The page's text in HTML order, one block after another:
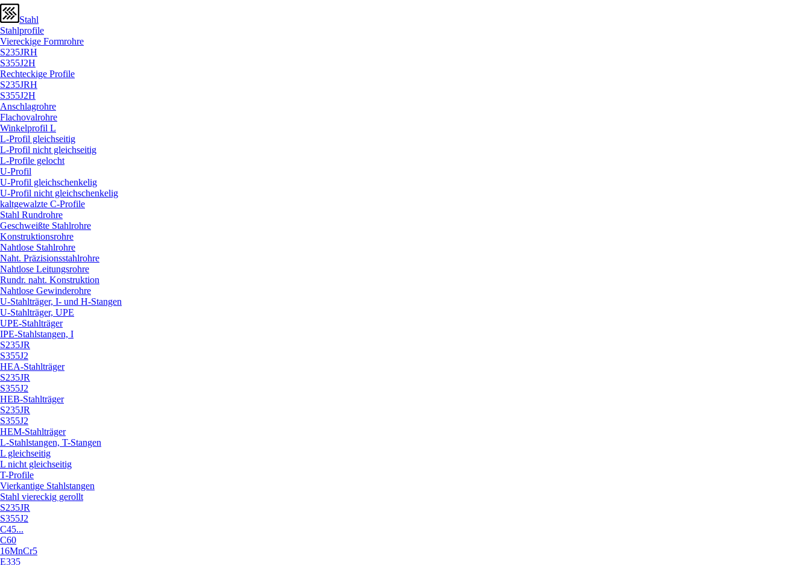
Stahl
Stahlprofile
Viereckige Formrohre
S235JRH
S355J2H
Rechteckige Profile
S235JRH
S355J2H
Anschlagrohre
Flachovalrohre
Winkelprofil L
L-Profil gleichseitig
L-Profil nicht gleichseitig
L-Profile gelocht
U-Profil
U-Profil gleichschenkelig
U-Profil nicht gleichschenkelig
kaltgewalzte C-Profile
Stahl Rundrohre
Geschweißte Stahlrohre
Konstruktionsrohre
Nahtlose Stahlrohre
Naht. Präzisionsstahlrohre
Nahtlose Leitungsrohre
Rundr. naht. Konstruktion
Nahtlose Gewinderohre
U-Stahlträger, I- und H-Stangen
U-Stahlträger, UPE
UPE-Stahlträger
IPE-Stahlstangen, I
S235JR
S355J2
HEA-Stahlträger
S235JR
S355J2
HEB-Stahlträger
S235JR
S355J2
HEM-Stahlträger
L-Stahlstangen, T-Stangen
L gleichseitig
L nicht gleichseitig
T-Profile
Vierkantige Stahlstangen
Stahl viereckig gerollt
S235JR
S355J2
C45...
C60
16MnCr5
E335